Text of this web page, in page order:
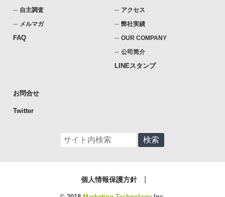
自主調査
メルマガ
FAQ
アクセス
弊社実績
OUR COMPANY
公司简介
LINEスタンプ
お問合せ
Twitter
個人情報保護方針